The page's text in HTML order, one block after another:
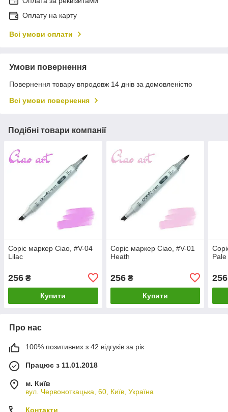
Оплату на карту
Всі умови оплати
Умови повернення
Повернення товару впродовж 14 днів за домовленістю
Всі умови повернення
Подібні товари компанії
Copic маркер Ciao, #V-04
Lilac
256 ₴
Купити
Copic маркер Ciao, #V-01
Heath
256₴
Купити
256
Про нас
100% позитивних з 42 відгуків за рік
Працює з 11.01.2018
м. Київ
вул. Червоноткацька, 60, Київ, Україна
Контакти